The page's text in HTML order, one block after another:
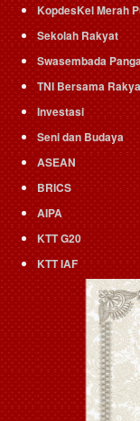
KopdesKel Merah
Sekolah Rakyat
Swasembada
TNI Bersama
Investasi
Seni dan Budaya
ASEAN
BRICS
AIPA
KTT G20
KTT IAF